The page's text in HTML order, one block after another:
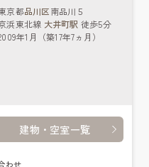
京都品川区南品川５
浜東北線 大井町駅 徒歩5分
年1月（築17年7ヵ月）
建物・空室一覧
わせ